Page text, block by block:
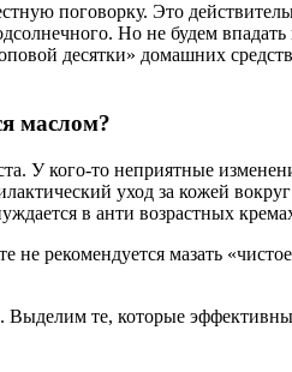
поговорку. Это
Но не будем
десятки» домашних
маслом?
У кого-то неприятные
уход за кожей
в анти возрастных
не рекомендуется мазать
Выделим те, которые